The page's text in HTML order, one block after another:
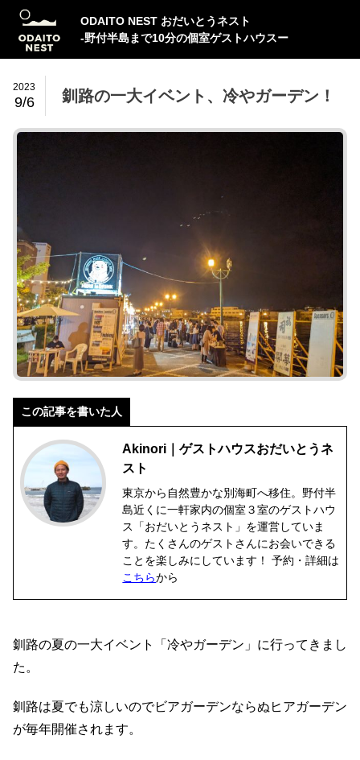
ODAITO NEST おだいとうネスト
-野付半島まで10分の個室ゲストハウスー
釧路の一大イベント、冷やガーデン！
2023
9/6
この記事を書いた人
Akinori｜ゲストハウスおだいとうネ
スト
東京から自然豊かな別海町へ移住。野付半
島近くに一軒家内の個室３室のゲストハウ
ス「おだいとうネスト」を運営していま
す。たくさんのゲストさんにお会いできる
ことを楽しみにしています！ 予約・詳細は
こちらから
釧路の夏の一大イベント「冷やガーデン」に行ってきまし
た。
釧路は夏でも涼しいのでビアガーデンならぬヒアガーデン
が毎年開催されます。